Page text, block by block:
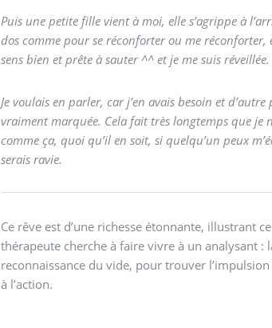
Puis une petite fille vient à moi, elle s’agrippe à
dos comme pour se réconforter ou me réconforter,
sens bien et prête à sauter ^^ et je me suis réveillée.
Je voulais en parler, car j’en avais besoin et d’autre
vraiment marquée. Cela fait très longtemps que je
comme ça, quoi qu’il en soit, si quelqu’un peux
serais ravie.
Ce rêve est d’une richesse étonnante, illustrant
thérapeute cherche à faire vivre à un analysant :
reconnaissance du vide, pour trouver l’impulsion
à l’action.